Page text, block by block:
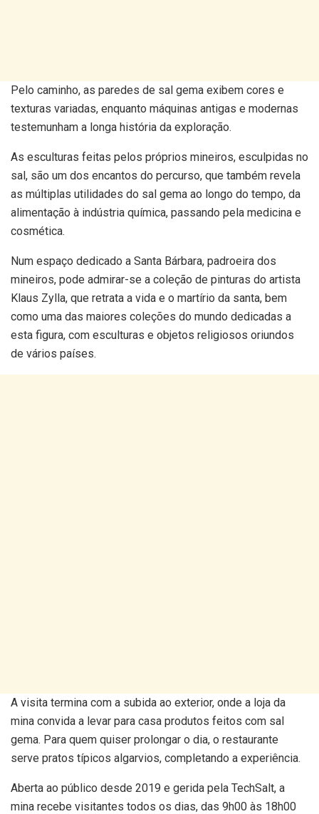
Pelo caminho, as paredes de sal gema exibem cores e
texturas variadas, enquanto máquinas antigas e modernas
testemunham a longa história da exploração.
As esculturas feitas pelos próprios mineiros, esculpidas no
sal, são um dos encantos do percurso, que também revela
as múltiplas utilidades do sal gema ao longo do tempo, da
alimentação à indústria química, passando pela medicina e
cosmética.
Num espaço dedicado a Santa Bárbara, padroeira dos
mineiros, pode admirar-se a coleção de pinturas do artista
Klaus Zylla, que retrata a vida e o martírio da santa, bem
como uma das maiores coleções do mundo dedicadas a
esta figura, com esculturas e objetos religiosos oriundos
de vários países.
A visita termina com a subida ao exterior, onde a loja da
mina convida a levar para casa produtos feitos com sal
gema. Para quem quiser prolongar o dia, o restaurante
serve pratos típicos algarvios, completando a experiência.
Aberta ao público desde 2019 e gerida pela TechSalt, a
mina recebe visitantes todos os dias, das 9h00 às 18h00